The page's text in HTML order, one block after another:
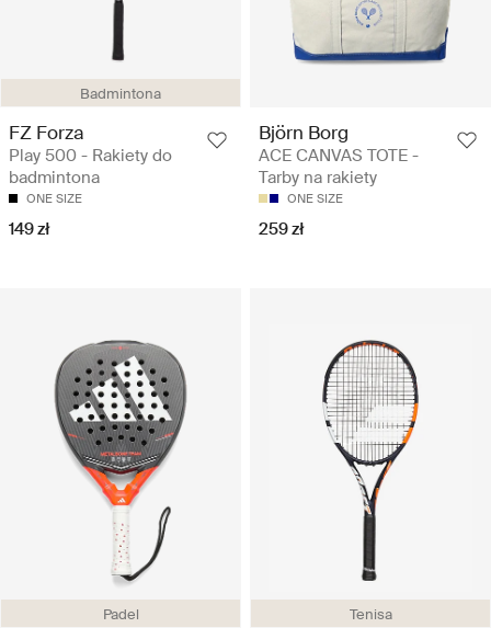
Badmintona
FZ Forza
Play 500 - Rakiety do
badmintona
ONE SIZE
149 zł
Björn Borg
ACE CANVAS TOTE -
Tarby na rakiety
ONE SIZE
259 zł
Padel Tenisa